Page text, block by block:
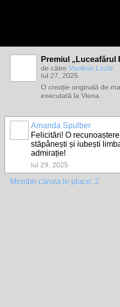
Premiul „Luceafărul
de către Vasilisia Lazăr
Iul 27, 2025
O creație originală de
executată la Viena.
Amanda Spulber
Felicitări! O
stăpânești și iubești
admirație!
Iul 29, 2025
Membri cărora le place: 2